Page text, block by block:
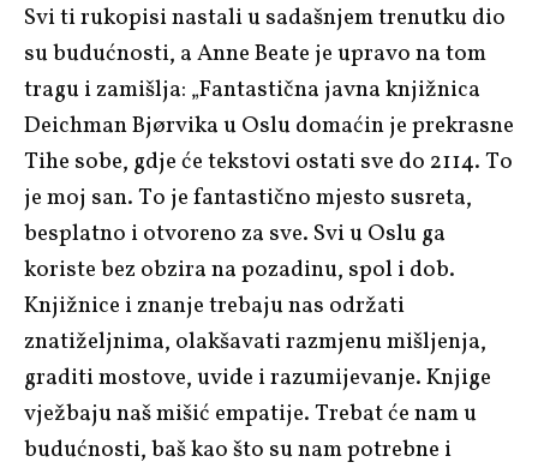
Svi ti rukopisi nastali u sadašnjem trenutku dio
su budućnosti, a Anne Beate je upravo na tom
tragu i zamišlja: „Fantastična javna knjižnica
Deichman Bjørvika u Oslu domaćin je prekrasne
Tihe sobe, gdje će tekstovi ostati sve do 2114. To
je moj san. To je fantastično mjesto susreta,
besplatno i otvoreno za sve. Svi u Oslu ga
koriste bez obzira na pozadinu, spol i dob.
Knjižnice i znanje trebaju nas održati
znatiželjnima, olakšavati razmjenu mišljenja,
graditi mostove, uvide i razumijevanje. Knjige
vježbaju naš mišić empatije. Trebat će nam u
budućnosti, baš kao što su nam potrebne i